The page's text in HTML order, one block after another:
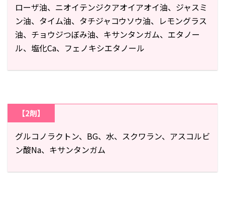
ローザ油、ニオイテンジクアオイアオイ油、ジャスミ
ン油、タイム油、タチジャコウソウ油、レモングラス
油、チョウジつぼみ油、キサンタンガム、エタノー
ル、塩化Ca、フェノキシエタノール
【2剤】
グルコノラクトン、BG、水、スクワラン、アスコルビ
ン酸Na、キサンタンガム